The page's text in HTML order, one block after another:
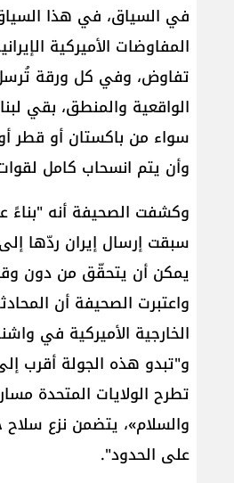
في السياق، في هذا
المفاوضات الأميركية
تفاوض، وفي كل ورقة
الواقعية والمنطق، بقي
سواء من باكستان أو قطر
وأن يتم انسحاب كامل لقوات
وكشفت الصحيفة أنه "بناءً
سبقت إرسال إيران ردّها
يمكن أن يتحقّق من دون
واعتبرت الصحيفة أن
و"تبدو هذه الجولة أقرب
تطرح الولايات المتحدة
والسلام»، يتضمن نزع سلاح
على الحدود".